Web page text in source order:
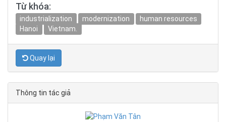
Từ khóa:
industrialization modernization
human resources
Hanoi
Vietnam.
Quay lại
Thông tin tác giả